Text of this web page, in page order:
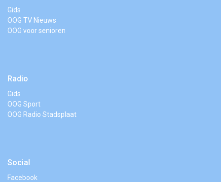
Gids
OOG TV Nieuws
OOG voor senioren
Radio
Gids
OOG Sport
OOG Radio Stadsplaat
Social
Facebook